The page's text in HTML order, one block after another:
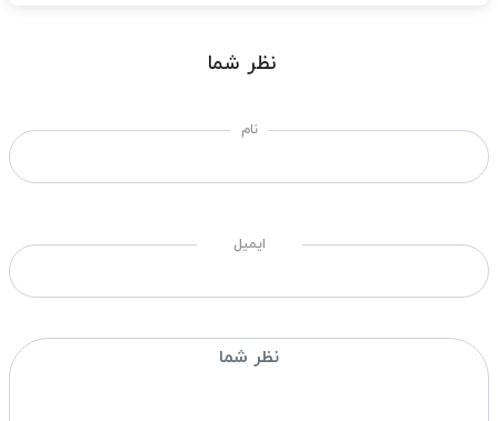
نظر شما
نام
ایمیل